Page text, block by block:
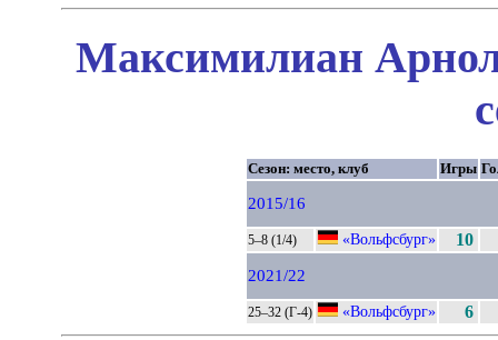
Максимилиан
Сезон: место, клуб Игры
2015/16
5–8 (1/4) «Вольфсбург» 10
2021/22
25–32 (Г-4) «Вольфсбург» 6